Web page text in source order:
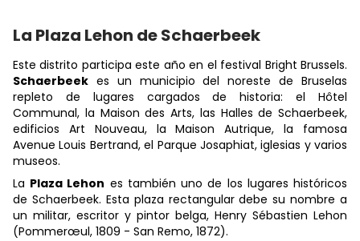
La Plaza Lehon de Schaerbeek
Este distrito participa este año en el festival Bright Brussels.
Schaerbeek es un municipio del noreste de Bruselas
repleto de lugares cargados de historia: el Hôtel
Communal, la Maison des Arts, las Halles de Schaerbeek,
edificios Art Nouveau, la Maison Autrique, la famosa
Avenue Louis Bertrand, el Parque Josaphiat, iglesias y varios
museos.
La Plaza Lehon es también uno de los lugares históricos
de Schaerbeek. Esta plaza rectangular debe su nombre a
un militar, escritor y pintor belga, Henry Sébastien Lehon
(Pommerœul, 1809 - San Remo, 1872).